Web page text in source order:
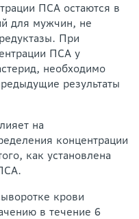
ПСА остаются в
для мужчин, не
При
ПСА у
необходимо
результаты
на
концентрации
как установлена
крови
в течение 6